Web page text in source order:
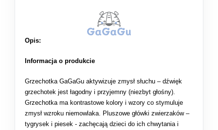
Opis:
Informacja o produkcie
Grzechotka GaGaGu aktywizuje zmysł słuchu – dźwięk
grzechotek jest łagodny i przyjemny (niezbyt głośny).
Grzechotka ma kontrastowe kolory i wzory co stymuluje
zmysł wzroku niemowlaka. Pluszowe główki zwierzaków –
tygrysek i piesek - zachęcają dzieci do ich chwytania i